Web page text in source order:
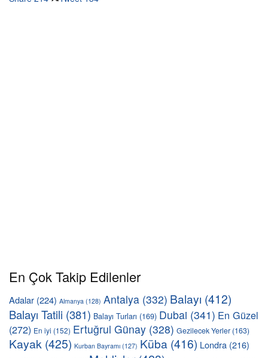
En Çok Takip Edilenler
Adalar (224) Almanya (128) Antalya (332) Balayı (412)
Balayı Tatili (381) Balayı Turları (169) Dubai (341) En Güzel
(272) En iyi (152) Ertuğrul Günay (328) Gezilecek Yerler (163)
Kayak (425) Kurban Bayramı (127) Küba (416) Londra (216)